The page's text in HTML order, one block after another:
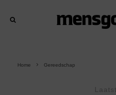
Home Gereedschap